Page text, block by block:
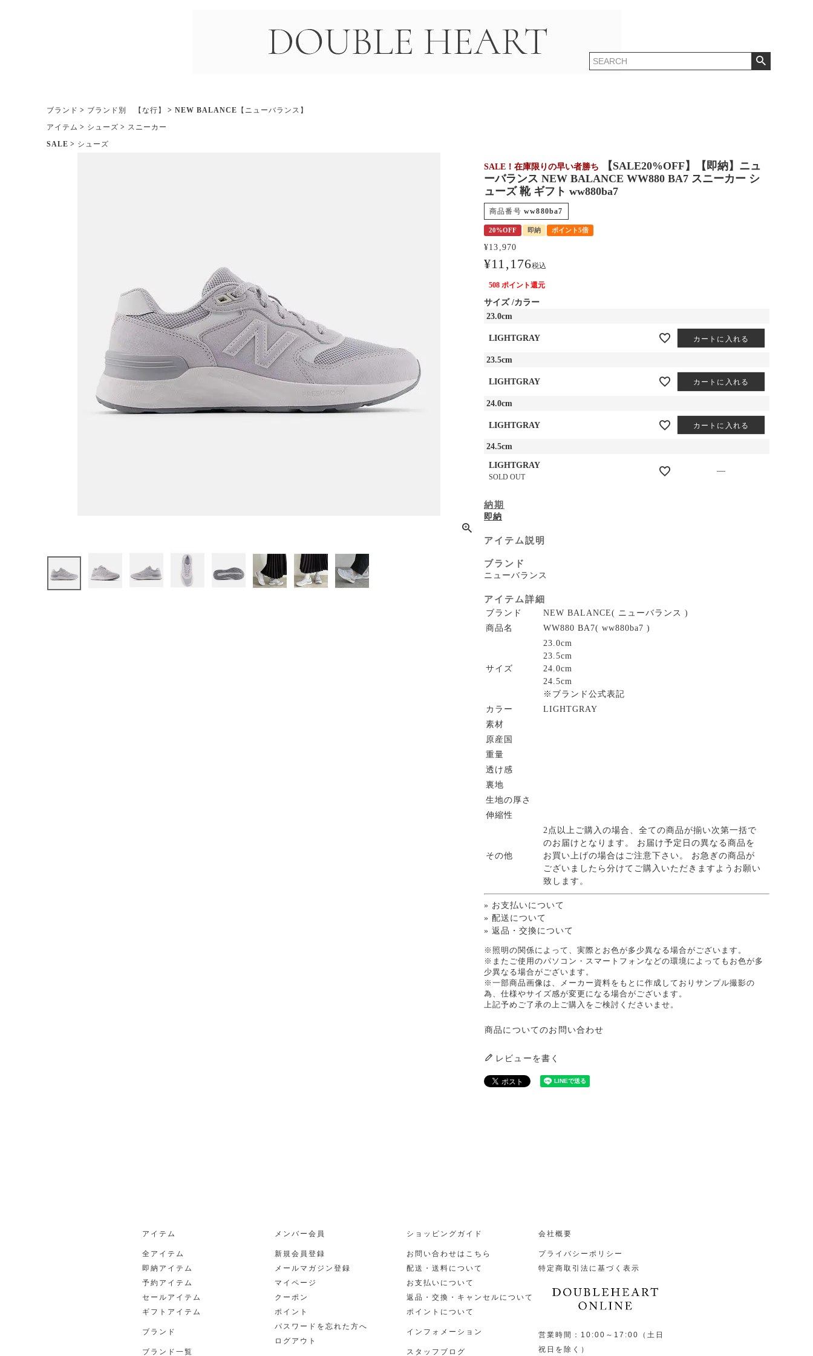
ブランド ブランド別 【な行】
NEW BALANCE【ニューバランス】
アイテム
シューズ
スニーカー
SALE
シューズ
SALE！在庫限りの早い者勝ち
【SALE20%OFF】【即納】ニュ
ーバランス NEW BALANCE WW880 BA7 スニーカー シ
ューズ 靴 ギフト ww880ba7
商品番号 ww880ba7
20%OFF 即納 ポイント5倍
¥13,970
¥11,176税込
508 ポイント還元
サイズ カラー
23.0cm
LIGHTGRAY カートに入れる
23.5cm
LIGHTGRAY カートに入れる
24.0cm
LIGHTGRAY カートに入れる
24.5cm
LIGHTGRAY
SOLD OUT
—
納期
即納
アイテム説明
ブランド
ニューバランス
アイテム詳細
ブランド
NEW BALANCE( ニューバランス )
商品名
WW880 BA7( ww880ba7 )
サイズ
23.0cm
23.5cm
24.0cm
24.5cm
※ブランド公式表記
カラー
LIGHTGRAY
素材
原産国
重量
透け感
裏地
生地の厚さ
伸縮性
その他
2点以上ご購入の場合、全ての商品が揃い次第一括で
のお届けとなります。 お届け予定日の異なる商品を
お買い上げの場合はご注意下さい。 お急ぎの商品が
ございましたら分けてご購入いただきますようお願い
致します。
» お支払いについて
» 配送について
» 返品・交換について
※照明の関係によって、実際とお色が多少異なる場合がございます。
※またご使用のパソコン・スマートフォンなどの環境によってもお色が多
少異なる場合がございます。
※一部商品画像は、メーカー資料をもとに作成しておりサンプル撮影の
為、仕様やサイズ感が変更になる場合がございます。
上記予めご了承の上ご購入をご検討くださいませ。
商品についてのお問い合わせ
レビューを書く
アイテム
全アイテム
即納アイテム
予約アイテム
セールアイテム
ギフトアイテム
ブランド
ブランド一覧
メンバー会員
新規会員登録
メールマガジン登録
マイページ
クーポン
ポイント
パスワードを忘れた方へ
ログアウト
ショッピングガイド
お問い合わせはこちら
配送・送料について
お支払いについて
返品・交換・キャンセルについて
ポイントについて
インフォメーション
スタッフブログ
会社概要
プライバシーポリシー
特定商取引法に基づく表示
営業時間：10:00～17:00（土日
祝日を除く）